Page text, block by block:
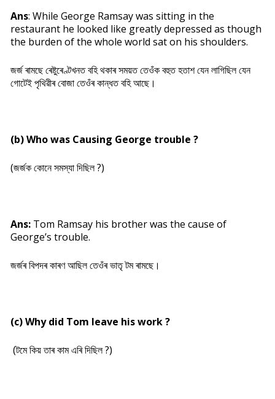
Ans: While George Ramsay was sitting in the
restaurant he looked like greatly depressed as though
the burden of the whole world sat on his shoulders.
জৰ্জ ৰামছে ৰেষ্টুৰেণ্টখনত বহি থকাৰ সময়ত তেওঁক বহুত হতাশ যেন লাগিছিল যেন
গোটেই পৃথিৱীৰ বোজা তেওঁৰ কান্ধত বহি আছে।
(b) Who was Causing George trouble ?
(জৰ্জক কোনে সমস্যা দিছিল ?)
Ans: Tom Ramsay his brother was the cause of
George’s trouble.
জৰ্জৰ বিপদৰ কাৰণ আছিল তেওঁৰ ভাতৃ টম ৰামছে।
(c) Why did Tom leave his work ?
(টমে কিয় তাৰ কাম এৰি দিছিল ?)